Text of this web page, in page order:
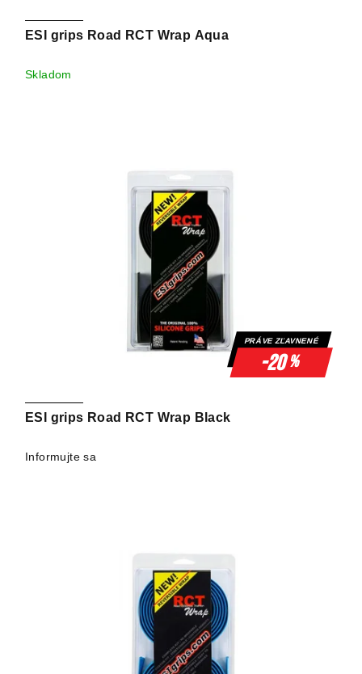
ESI grips Road RCT Wrap Aqua
Skladom
PRÁVE ZĽAVNENÉ
-20%
ESI grips Road RCT Wrap Black
Informujte sa